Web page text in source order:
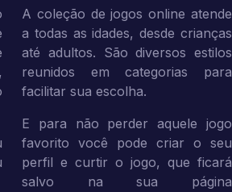
A coleção de jogos online atende
a todas as idades, desde crianças
até adultos. São diversos estilos
reunidos em categorias para
facilitar sua escolha.
E para não perder aquele jogo
favorito você pode criar o seu
perfil e curtir o jogo, que ficará
salvo na sua página